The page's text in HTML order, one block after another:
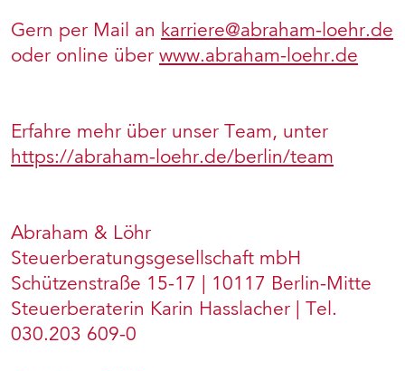
Gern per Mail an karriere@abraham-loehr.de
oder online über www.abraham-loehr.de
Erfahre mehr über unser Team, unter
https://abraham-loehr.de/berlin/team
Abraham & Löhr
Steuerberatungsgesellschaft mbH
Schützenstraße 15-17 | 10117 Berlin-Mitte
Steuerberaterin Karin Hasslacher | Tel.
030.203 609-0